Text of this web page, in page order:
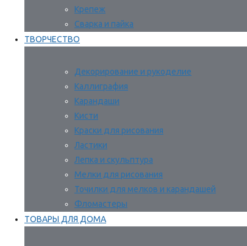
Крепеж
Сварка и пайка
ТВОРЧЕСТВО
Декорирование и рукоделие
Каллиграфия
Карандаши
Кисти
Краски для рисования
Ластики
Лепка и скульптура
Мелки для рисования
Точилки для мелков и карандашей
Фломастеры
ТОВАРЫ ДЛЯ ДОМА